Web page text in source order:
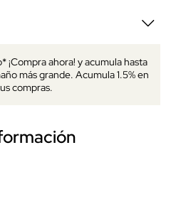
¡Compra ahora! y acumula hasta
más grande. Acumula 1.5% en
compras.